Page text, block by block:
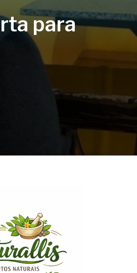
para